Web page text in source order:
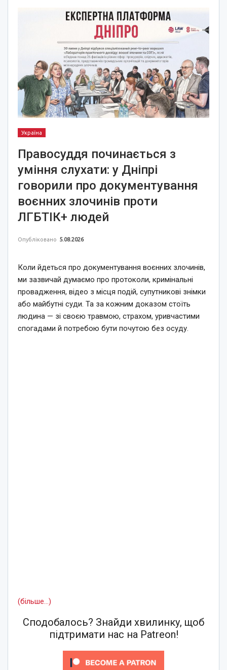
Україна
Правосуддя починається з
уміння слухати: у Дніпрі
говорили про документування
воєнних злочинів проти
ЛГБТІК+ людей
Опубліковано 5.08.2026
Коли йдеться про документування воєнних злочинів,
ми зазвичай думаємо про протоколи, кримінальні
провадження, відео з місця подій, супутникові знімки
або майбутні суди. Та за кожним доказом стоїть
людина — зі своєю травмою, страхом, уривчастими
спогадами й потребою бути почутою без осуду.
(більше…)
Сподобалось? Знайди хвилинку, щоб
підтримати нас на Patreon!